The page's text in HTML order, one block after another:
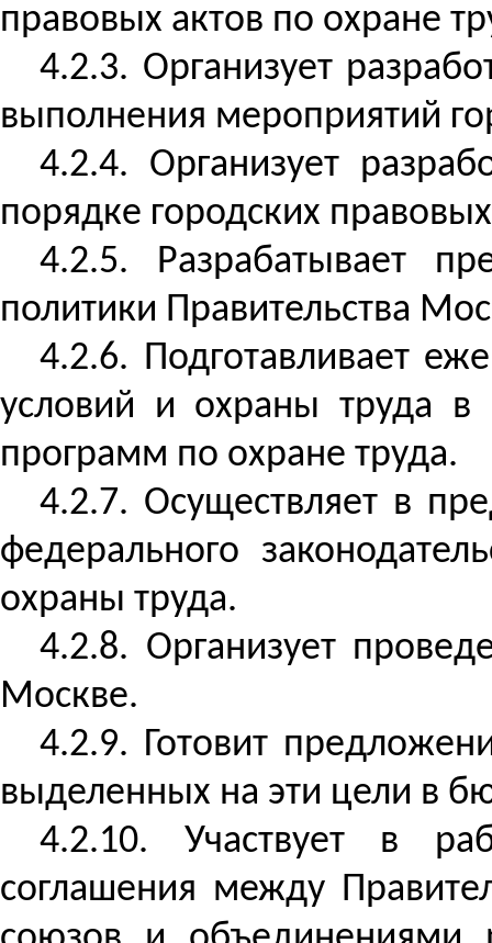
правовых актов по охране
4.2.3. Организует
выполнения мероприятий
4.2.4. Организует
порядке городских
4.2.5. Разрабатывает
политики Правительства
4.2.6. Подготавливает
условий и охраны труда в
программ по охране труда.
4.2.7. Осуществляет в
федерального
охраны труда.
4.2.8. Организует
Москве.
4.2.9. Готовит
выделенных на эти цели в
4.2.10. Участвует в
соглашения между